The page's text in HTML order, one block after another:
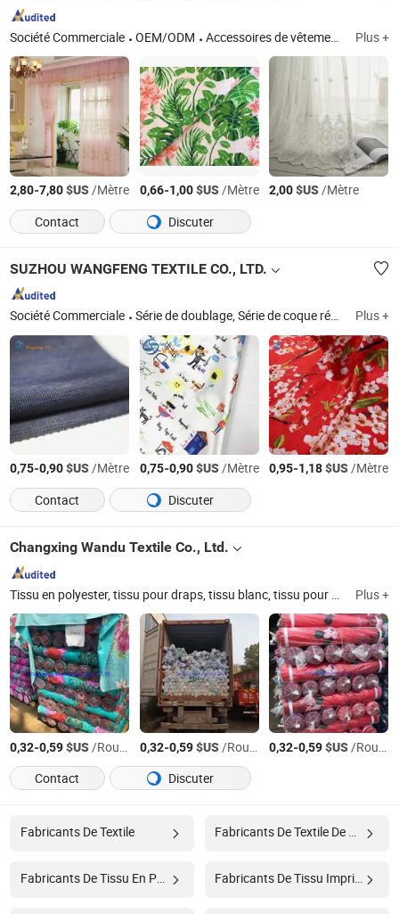
Société Commerciale OEM/ODM Accessoires de vêtements en textile Plus +
2,80-7,80$US/Mètre 0,66-1,00$US/Mètre 2,00$US/Mètre
Contact
Discuter
SUZHOU WANGFENG TEXTILE CO., LTD.
Société Commerciale Série de doublage, Série de coque régulière, Série de coque mince Plus +
0,75-0,90$US/Mètre 0,75-0,90$US/Mètre 0,95-1,18$US/Mètre
Contact
Discuter
Changxing Wandu Textile Co., Ltd.
Tissu en polyester, tissu pour draps, tissu blanc, tissu pour matelas, drap, textile d'intérieur, tissu pour hôtel, tissu d'impression, tissu en peau de pêche, tissu imprimé Plus +
0,32-0,59$US/Rouleau 0,32-0,59$US/Rouleau 0,32-0,59$US/Rouleau
Contact
Discuter
Fabricants De Textile
Fabricants De Tissu En Polyester Fabricants De Tissu Imprimé